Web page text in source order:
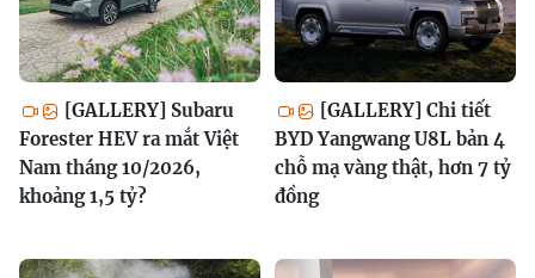
[GALLERY] Subaru
Forester HEV ra mắt Việt
Nam tháng 10/2026,
khoảng 1,5 tỷ?
[GALLERY] Chi tiết
BYD Yangwang U8L bản 4
chỗ mạ vàng thật, hơn 7 tỷ
đồng